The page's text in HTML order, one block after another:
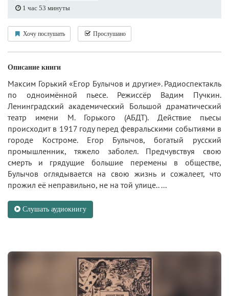
1 час 53 минуты
Хочу послушать Прослушано
Описание книги
Максим Горький «Егор Булычов и другие». Радиоспектакль
по одноимённой пьесе. Режиссёр Вадим Пучкин.
Ленинградский академический Большой драматический
театр имени М. Горького (АБДТ). Действие пьесы
происходит в 1917 году перед февральскими событиями в
городе Костроме. Егор Булычов, богатый русский
промышленник, тяжело заболел. Предчувствуя свою
смерть и грядущие большие перемены в обществе,
Булычов оглядывается на свою жизнь и сожалеет, что
прожил её неправильно, не на той улице.. ...
Слушать аудиокнигу